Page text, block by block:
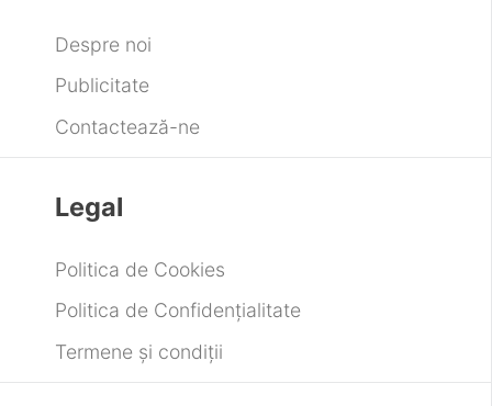
Despre noi
Publicitate
Contactează-ne
Legal
Politica de Cookies
Politica de Confidențialitate
Termene și condiții